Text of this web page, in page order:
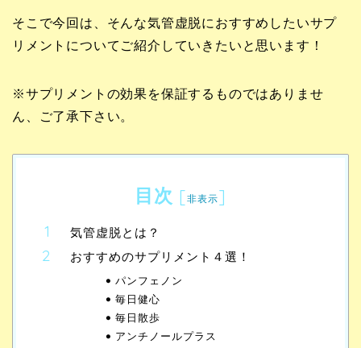
そこで今回は、そんな気管虚脱におすすめしたいサプ
リメントについてご紹介していきたいと思います！
※サプリメントの効果を保証するものではありませ
ん、ご了承下さい。
目次 [非表示]
気管虚脱とは？
おすすめのサプリメント４選！
パンフェノン
毎日健心
毎日散歩
アンチノールプラス